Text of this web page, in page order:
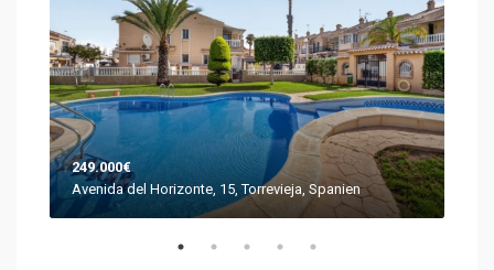
249.000€
Avenida del Horizonte, 15, Torrevieja, Spanien